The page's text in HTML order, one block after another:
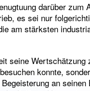
darüber
es sei nur
am stärksten
seine
konnte,
an seinen